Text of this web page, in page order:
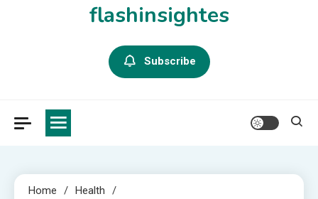
flashinsightes
Subscribe
Home
Health